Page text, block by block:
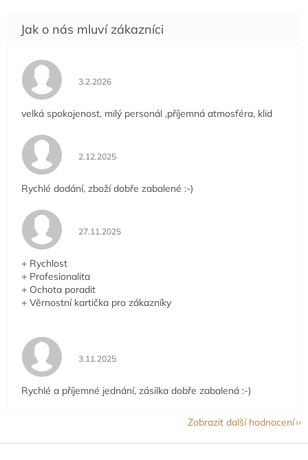
Hodnocení obchodu je 5 z 5 hvězdiček.
3.2.2026
velká spokojenost, milý personál ,příjemná atmosféra, klid
Hodnocení obchodu je 5 z 5 hvězdiček.
2.12.2025
Rychlé dodání, zboží dobře zabalené :-)
Hodnocení obchodu je 5 z 5 hvězdiček.
27.11.2025
+ Rychlost
+ Profesionalita
+ Ochota poradit
+ Věrnostní kartička pro zákazníky
Hodnocení obchodu je 5 z 5 hvězdiček.
3.11.2025
Rychlé a příjemné jednání, zásilka dobře zabalená :-)
Zobrazit další hodnocení